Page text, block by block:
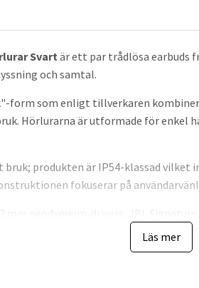
Svartär ett par trådlösa earbuds
och samtal.
form som enligt tillverkaren
Hörlurarna är utformade för
produkten är IP54-klassad
fokuserar på
även JBL Spatial Sound för en mer
Läs mer